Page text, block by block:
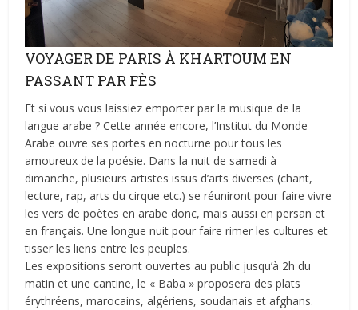
VOYAGER DE PARIS À KHARTOUM EN
PASSANT PAR FÈS
Et si vous vous laissiez emporter par la musique de la
langue arabe ? Cette année encore, l’Institut du Monde
Arabe ouvre ses portes en nocturne pour tous les
amoureux de la poésie. Dans la nuit de samedi à
dimanche, plusieurs artistes issus d’arts diverses (chant,
lecture, rap, arts du cirque etc.) se réuniront pour faire vivre
les vers de poètes en arabe donc, mais aussi en persan et
en français. Une longue nuit pour faire rimer les cultures et
tisser les liens entre les peuples.
Les expositions seront ouvertes au public jusqu’à 2h du
matin et une cantine, le « Baba » proposera des plats
érythréens, marocains, algériens, soudanais et afghans.